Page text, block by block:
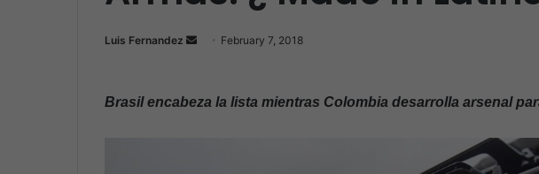
Luis Fernandez
d
February 7, 2018
Brasil encabeza la lista mientras Colombia desarrolla arsenal